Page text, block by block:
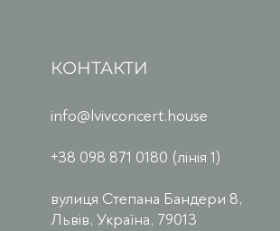
КОНТАКТИ
info@lvivconcert.house
+38 098 871 0180 (лінія 1)
вулиця Степана Бандери 8,
Львів, Україна, 79013